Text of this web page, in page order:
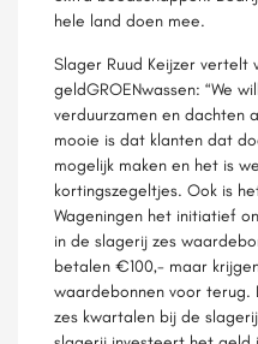
hele land doen mee.
Slager Ruud Keijzer
geldGROENwassen: “We
verduurzamen en dachten
mooie is dat klanten dat
mogelijk maken en het is
kortingszegeltjes. Ook is
Wageningen het initiatief
in de slagerij zes
betalen €100,- maar
waardebonnen voor terug.
zes kwartalen bij de